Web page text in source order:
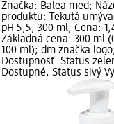
Značka: Balea med;
produktu: Tekutá
pH 5,5, 300 ml; Cena:
Základná cena: 300 ml
100 ml); dm značka logo;
Dostupnosť: Status
Dostupné, Status sivý